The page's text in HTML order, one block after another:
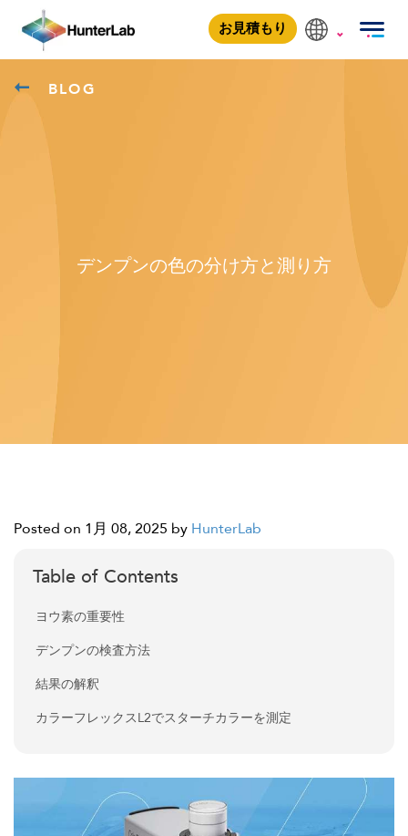
お見積もり
BLOG
デンプンの色の分け方と測り方
Posted on 1月 08, 2025 by HunterLab
Table of Contents
ヨウ素の重要性
デンプンの検査方法
結果の解釈
カラーフレックスL2でスターチカラーを測定